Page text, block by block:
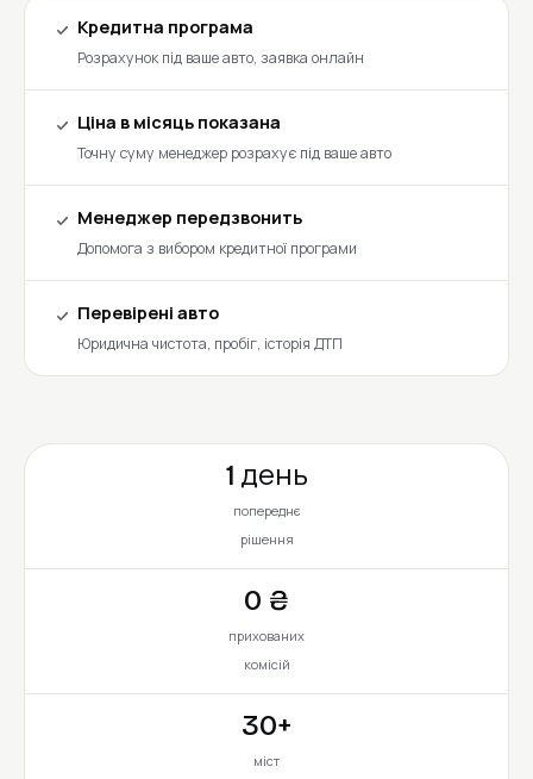
Кредитна програма
Розрахунок під ваше авто, заявка онлайн
Ціна в місяць показана
Точну суму менеджер розрахує під ваше авто
Менеджер передзвонить
Допомога з вибором кредитної програми
Перевірені авто
Юридична чистота, пробіг, історія ДТП
1 день
попереднє
рішення
0 ₴
прихованих
комісій
30+
міст